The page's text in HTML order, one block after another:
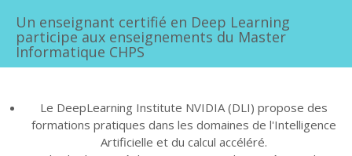
Un enseignant certifié en Deep Learning
participe aux enseignements du Master
Informatique CHPS
Le DeepLearning Institute NVIDIA (DLI) propose des
formations pratiques dans les domaines de l'Intelligence
Artificielle et du calcul accéléré.